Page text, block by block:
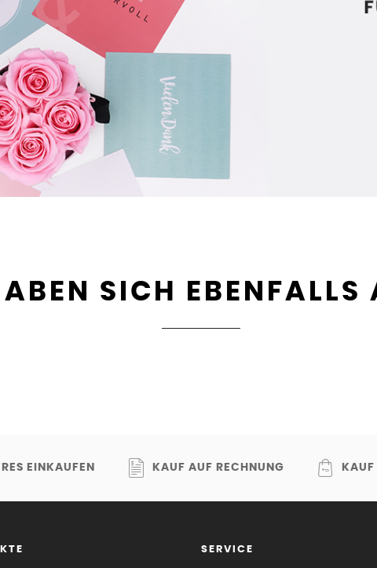
SICH EBENFALLS
EINKAUFEN KAUF AUF RECHNUNG
SERVICE